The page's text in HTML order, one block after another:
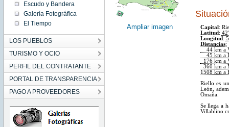
Escudo y Bandera
Galería Fotográfica
El Tiempo
LOS PUEBLOS
TURISMO Y OCIO
PERFIL DEL CONTRATANTE
PORTAL DE TRANSPARENCIA
PAGO A PROVEEDORES
Ampliar imagen Capital :
Latitud :
Longitud :
Distancias:
44 km a
45 km a
176 km a
360 km a
1508 km a
Riello es
León,
Omaña.
Se llega a
Villablino